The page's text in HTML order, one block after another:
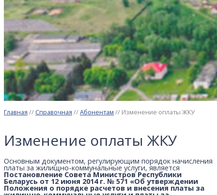
Главная // Справочная //Абонентам // Изменение оплаты ЖКУ
Изменение оплаты ЖКУ
Основным документом, регулирующим порядок начисления
платы за жилищно-коммунальные услуги, является
Постановление Совета Министров Республики
Беларусь от 12 июня 2014 г. № 571 «Об утверждении
Положения о порядке расчетов и внесения платы за